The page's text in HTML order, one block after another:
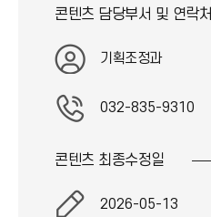
콘텐츠 담당부서 및 연락처
기획조정과
032-835-9310
콘텐츠 최종수정일
2026-05-13